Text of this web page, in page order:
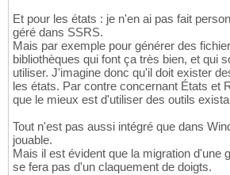
Et pour les états : je n'en ai pas fait
géré dans SSRS.
Mais par exemple pour générer des
bibliothèques qui font ça très bien, et qui
utiliser. J'imagine donc qu'il doit exister
les états. Par contre concernant États et
que le mieux est d'utiliser des outils
Tout n'est pas aussi intégré que dans
jouable.
Mais il est évident que la migration d'une
se fera pas d'un claquement de doigts.